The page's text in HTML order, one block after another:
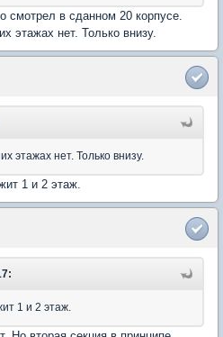
смотрел в сданном 20 корпусе.
этажах нет. Только внизу.
этажах нет. Только внизу.
1 и 2 этаж.
1 и 2 этаж.